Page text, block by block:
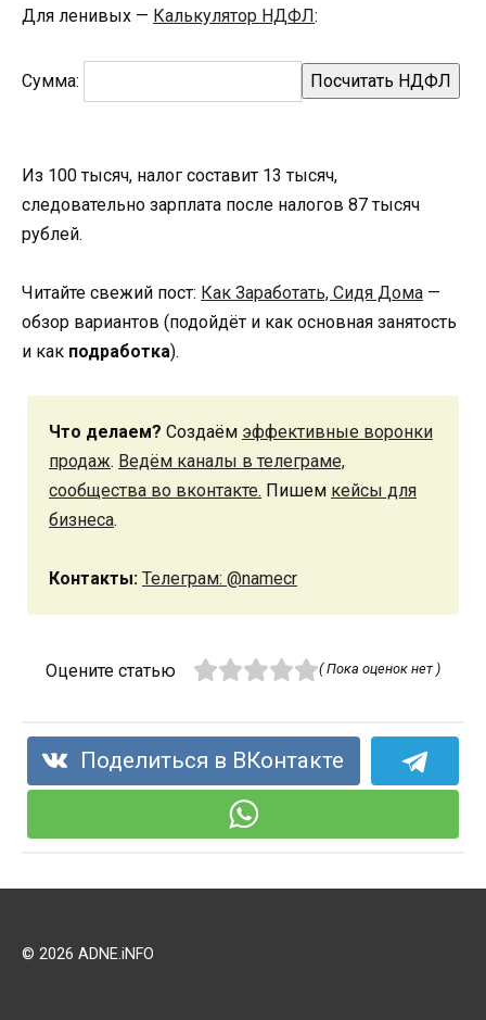
Для ленивых — Калькулятор НДФЛ:
Сумма:
Из 100 тысяч, налог составит 13 тысяч,
следовательно зарплата после налогов 87 тысяч
рублей.
Читайте cвежий пост: Как Заработать, Сидя Дома —
обзор вариантов (подойдёт и как основная занятость
и как подработка).
Что делаем? Создаём эффективные воронки
продаж. Ведём каналы в телеграме,
сообщества во вконтакте. Пишем кейсы для
бизнеса.
Контакты: Телеграм: @namecr
Оцените статью ( Пока оценок нет )
Поделиться в ВКонтакте
© 2026 ADNE.iNFO